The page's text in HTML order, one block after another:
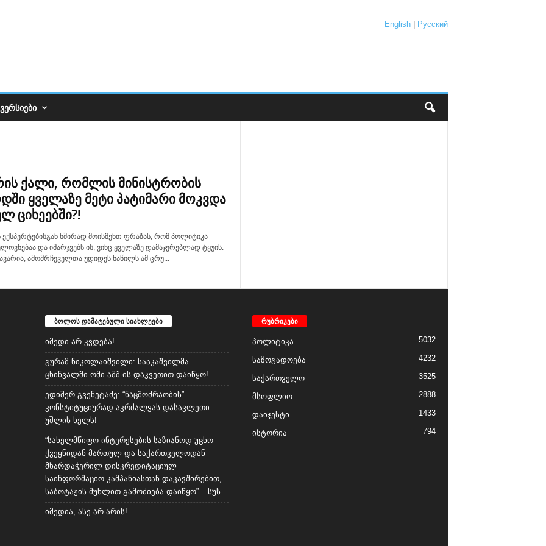
English| Русский
ქალი, რომლის მინისტრობის
ყველაზე მეტი პატიმარი მოკვდა
ციხეებში?!
ხშირად მოისმენთ ფრაზას, რომ პოლიტიკა
და იმარჯვებს ის, ვინც ყველაზე დამაჯერებლად ტყუის.
ამომრჩეველთა უდიდეს ნაწილს ამ ცრუ...
ბოლოს დამატებული სიახლეები
იმედი არ კვდება!
გურამ ნიკოლაიშვილი: სააკაშვილმა
ცხინვალში ომი აშშ-ის დაკვეთით დაიწყო!
ედიშერ გვენეტაძე: “ნაცმოძრაობის”
კონსტიტუციურად აკრძალვას დასავლეთი
უშლის ხელს!
“სახელმწიფო ინტერესების საზიანოდ უცხო
ქვეყნიდან მართულ და საქართველოდან
მხარდაჭერილ დისკრედიტაციულ
საინფორმაციო კამპანიასთან დაკავშირებით,
საბოტაჟის მუხლით გამოძიება დაიწყო” – სუს
იმედია, ასე არ არის!
რუბრიკები
პოლიტიკა 5032
საზოგადოება 4232
საქართველო 3525
მსოფლიო 2888
დაიჯესტი 1433
ისტორია 794